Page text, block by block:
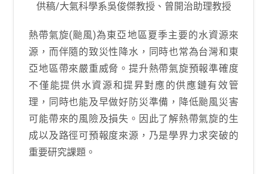
供稿/大氣科學系吳俊傑教授、曾開治助理教授
熱帶氣旋(颱風)為東亞地區夏季主要的水資源來
源，而伴隨的致災性降水，同時也常為台灣和東
亞地區帶來嚴重威脅。提升熱帶氣旋預報準確度
不僅能提供水資源和提昇對應的供應鏈有效管
理，同時也能及早做好防災準備，降低颱風災害
可能帶來的風險及損失。因此了解熱帶氣旋的生
成以及路徑可預報度來源，乃是學界力求突破的
重要研究課題。